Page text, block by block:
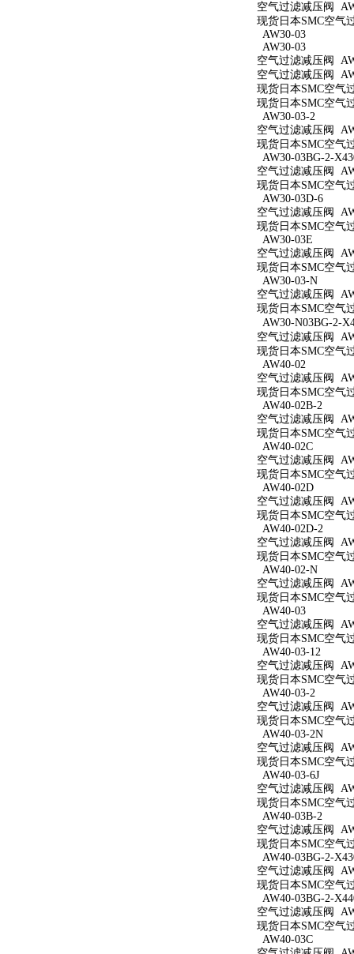
空气过滤减压阀
现货日本SMC空气
AW30-03
AW30-03
空气过滤减压阀
空气过滤减压阀
现货日本SMC空气
现货日本SMC空气
AW30-03-2
空气过滤减压阀
现货日本SMC空气
AW30-03BG-2-
空气过滤减压阀
现货日本SMC空气
AW30-03D-6
空气过滤减压阀
现货日本SMC空气
AW30-03E
空气过滤减压阀
现货日本SMC空气
AW30-03-N
空气过滤减压阀
现货日本SMC空气
AW30-N03BG-2-
空气过滤减压阀
现货日本SMC空气
AW40-02
空气过滤减压阀
现货日本SMC空气
AW40-02B-2
空气过滤减压阀
现货日本SMC空气
AW40-02C
空气过滤减压阀
现货日本SMC空气
AW40-02D
空气过滤减压阀
现货日本SMC空气
AW40-02D-2
空气过滤减压阀
现货日本SMC空气
AW40-02-N
空气过滤减压阀
现货日本SMC空气
AW40-03
空气过滤减压阀
现货日本SMC空气
AW40-03-12
空气过滤减压阀
现货日本SMC空气
AW40-03-2
空气过滤减压阀
现货日本SMC空气
AW40-03-2N
空气过滤减压阀
现货日本SMC空气
AW40-03-6J
空气过滤减压阀
现货日本SMC空气
AW40-03B-2
空气过滤减压阀
现货日本SMC空气
AW40-03BG-2-
空气过滤减压阀
现货日本SMC空气
AW40-03BG-2-
空气过滤减压阀
现货日本SMC空气
AW40-03C